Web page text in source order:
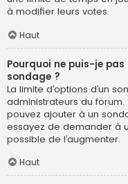
à modifier leurs votes.
Haut
Pourquoi ne puis-je
sondage ?
La limite d’options d’un
administrateurs du forum.
pouvez ajouter à un
essayez de demander à
possible de l’augmenter.
Haut